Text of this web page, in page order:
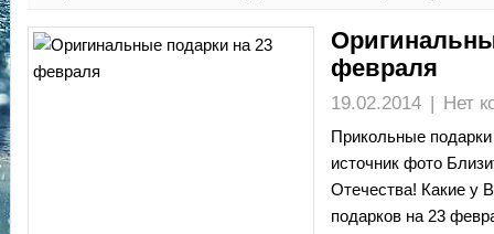
февраля
19.02.2014 | Нет
Прикольные
источник фото
Отечества! Какие у
подарков на 23